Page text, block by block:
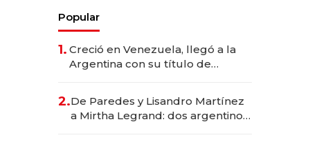
Popular
1. Creció en Venezuela, llegó a la
Argentina con su título de
las marcas "fast premium"
2.De Paredes y Lisandro Martínez
a Mirtha Legrand: dos argentinos